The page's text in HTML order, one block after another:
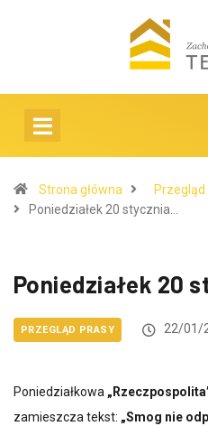
Strona główna
Poniedziałek 20 stycznia…
Poniedziałek 20
PRZEGLĄD PRASY 22/01/
Poniedziałkowa
zamieszcza tekst: „Smog nie